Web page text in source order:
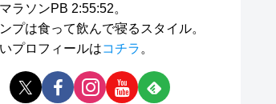
ラソンPB 2:55:52。
プは食って飲んで寝るスタイル。
プロフィールはコチラ 。